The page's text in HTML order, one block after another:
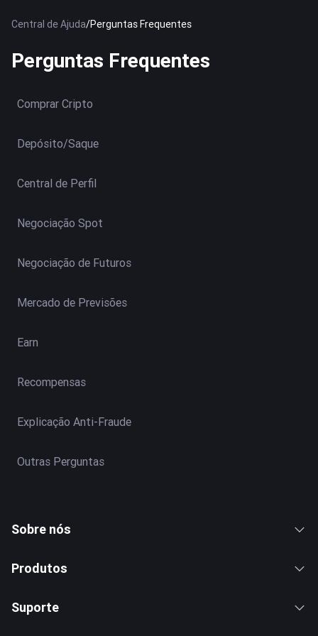
Central de Ajuda/Perguntas Frequentes
Perguntas Frequentes
Comprar Cripto
Depósito/Saque
Central de Perfil
Negociação Spot
Negociação de Futuros
Mercado de Previsões
Earn
Recompensas
Explicação Anti-Fraude
Outras Perguntas
Sobre nós
Produtos
Suporte